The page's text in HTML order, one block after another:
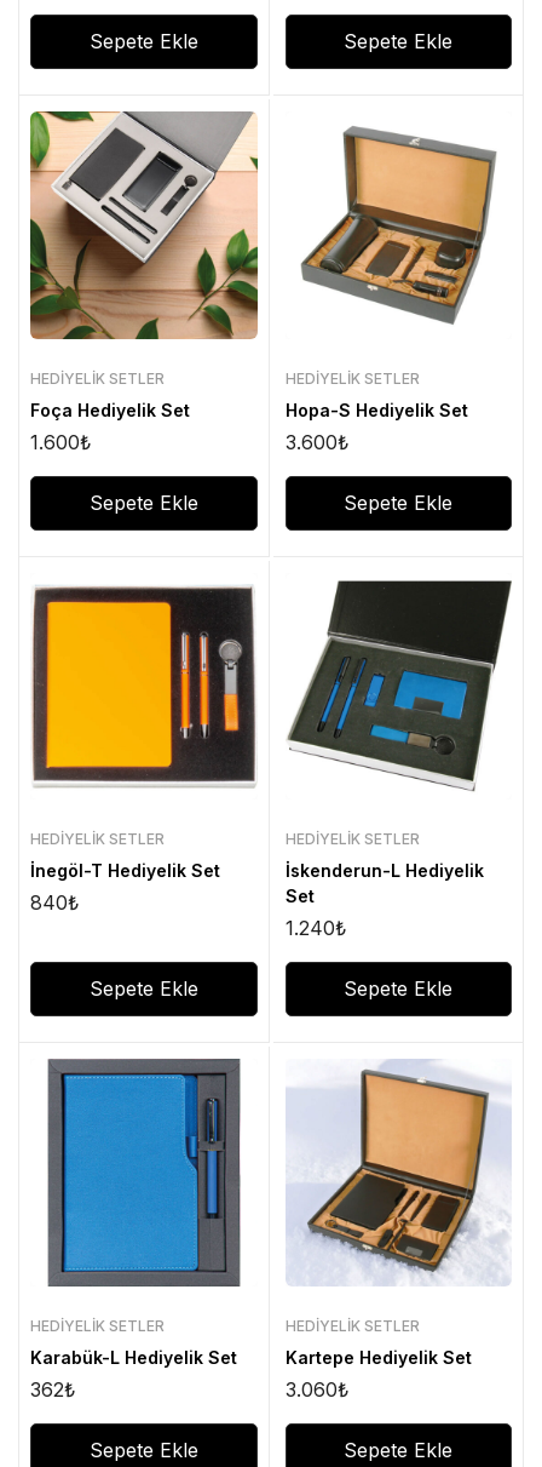
Sepete Ekle Sepete Ekle
HEDIYELIK SETLER
Foça Hediyelik Set
1.600₺
Sepete Ekle
HEDIYELIK SETLER
Hopa-S Hediyelik Set
3.600₺
Sepete Ekle
HEDIYELIK SETLER
İnegöl-T Hediyelik Set
840₺
Sepete Ekle
HEDIYELIK SETLER
İskenderun-L Hediyelik
Set
1.240₺
Sepete Ekle
HEDIYELIK SETLER
Karabük-L Hediyelik Set
362₺
Sepete Ekle
HEDIYELIK SETLER
Kartepe Hediyelik Set
3.060₺
Sepete Ekle